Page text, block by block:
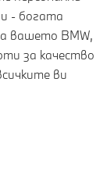
- богата
вашето BMW,
за качество
ви